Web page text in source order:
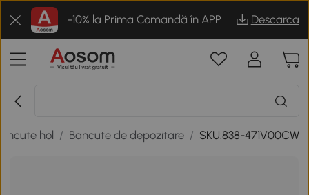
-10% la Prima Comandă în APP Descarca
hol / Bancute de depozitare / SKU:838-471V00CW